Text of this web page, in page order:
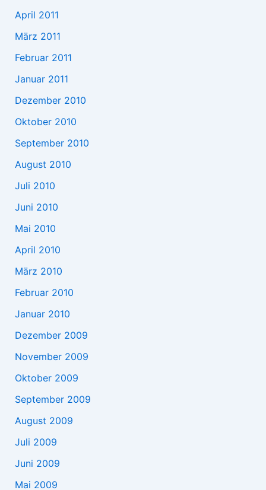
April 2011
März 2011
Februar 2011
Januar 2011
Dezember 2010
Oktober 2010
September 2010
August 2010
Juli 2010
Juni 2010
Mai 2010
April 2010
März 2010
Februar 2010
Januar 2010
Dezember 2009
November 2009
Oktober 2009
September 2009
August 2009
Juli 2009
Juni 2009
Mai 2009